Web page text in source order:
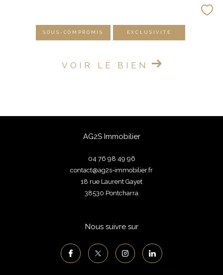
SOUS-COMPROMIS EXCLUSIVITÉ
VOIR LE BIEN
AG2S Immobilier
04 76 98 49 96
contact@ag2s-immobilier.fr
18 rue Laurent Gayet
38530
pontcharra
Nous suivre sur